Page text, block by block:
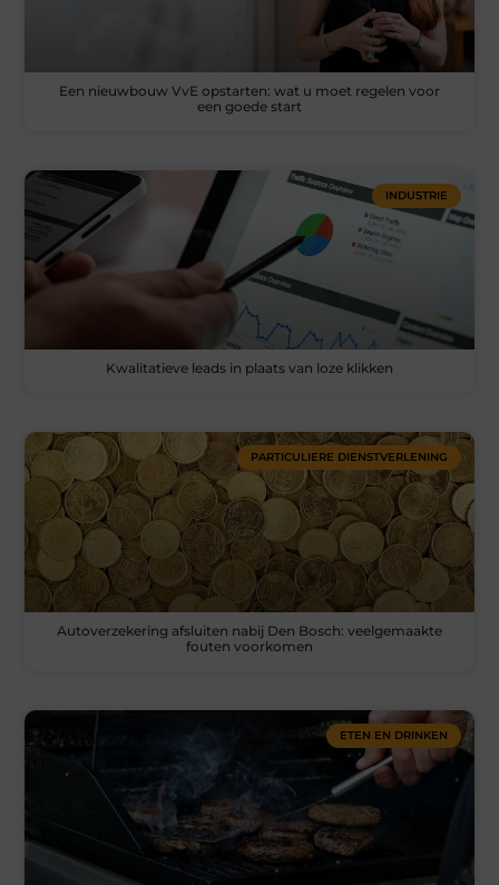
Een nieuwbouw VvE opstarten: wat u moet regelen voor
een goede start
INDUSTRIE
Kwalitatieve leads in plaats van loze klikken
PARTICULIERE DIENSTVERLENING
Autoverzekering afsluiten nabij Den Bosch: veelgemaakte
fouten voorkomen
ETEN EN DRINKEN